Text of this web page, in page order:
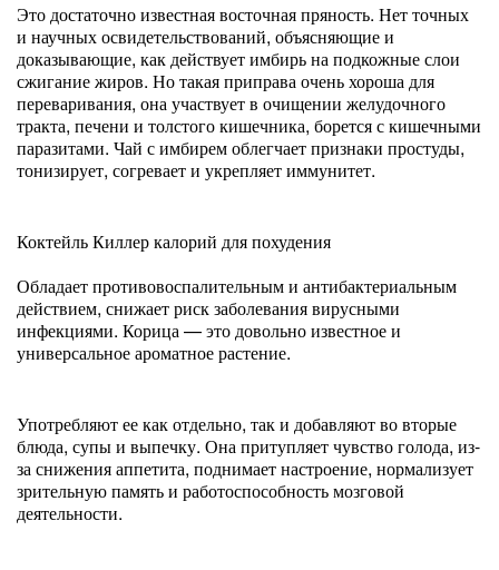
Это достаточно известная восточная пряность. Нет точных
и научных освидетельствований, объясняющие и
доказывающие, как действует имбирь на подкожные слои
сжигание жиров. Но такая приправа очень хороша для
переваривания, она участвует в очищении желудочного
тракта, печени и толстого кишечника, борется с кишечными
паразитами. Чай с имбирем облегчает признаки простуды,
тонизирует, согревает и укрепляет иммунитет.
Коктейль Киллер калорий для похудения
Обладает противовоспалительным и антибактериальным
действием, снижает риск заболевания вирусными
инфекциями. Корица — это довольно известное и
универсальное ароматное растение.
Употребляют ее как отдельно, так и добавляют во вторые
блюда, супы и выпечку. Она притупляет чувство голода, из-
за снижения аппетита, поднимает настроение, нормализует
зрительную память и работоспособность мозговой
деятельности.